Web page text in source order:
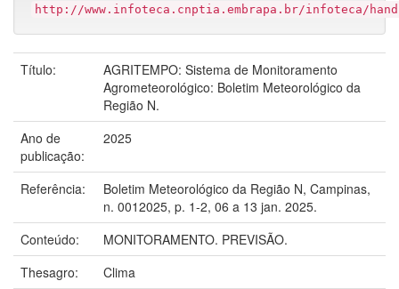
http://www.infoteca.cnptia.embrapa.br/infoteca/
Título:
AGRITEMPO: Sistema de Monitoramento
Agrometeorológico: Boletim Meteorológico da
Região N.
Ano de
publicação:
2025
Referência:
Boletim Meteorológico da Região N, Campinas,
n. 0012025, p. 1-2, 06 a 13 jan. 2025.
Conteúdo:
MONITORAMENTO. PREVISÃO.
Thesagro:
Clima